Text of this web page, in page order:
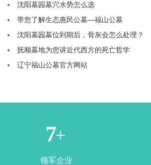
沈阳墓园墓穴水势怎么选
带您了解生态惠民公墓—福山公墓
沈阳墓园墓位到期后，骨灰会怎么处理？
抚顺墓地为您讲近代西方的死亡哲学
辽宁福山公墓官方网站
1+
领军企业